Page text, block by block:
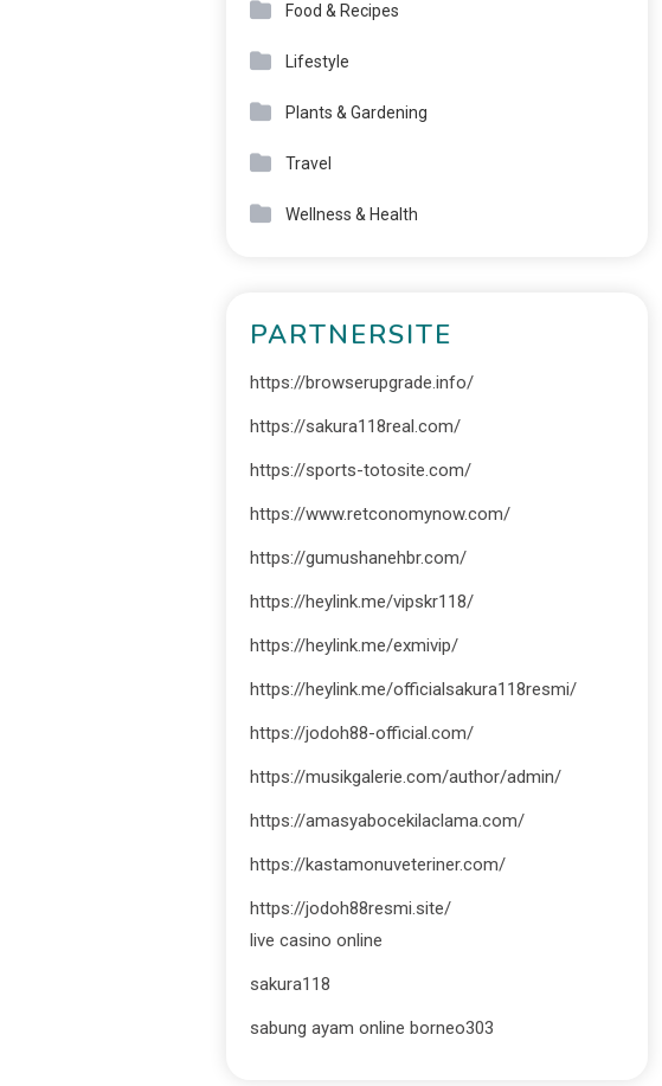
Food & Recipes
Lifestyle
Plants & Gardening
Travel
Wellness & Health
PARTNERSITE
https://browserupgrade.info/
https://sakura118real.com/
https://sports-totosite.com/
https://www.retconomynow.com/
https://gumushanehbr.com/
https://heylink.me/vipskr118/
https://heylink.me/exmivip/
https://heylink.me/officialsakura118resmi/
https://jodoh88-official.com/
https://musikgalerie.com/author/admin/
https://amasyabocekilaclama.com/
https://kastamonuveteriner.com/
https://jodoh88resmi.site/
live casino online
sakura118
sabung ayam online borneo303